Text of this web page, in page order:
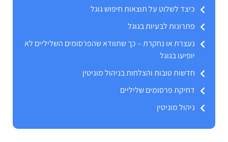
כיצד לשלוט על תוצאות חיפוש גוגל
פתרונות לבעיות בגוגל
נעצרת או נחקרת – כך שתוודא שהפרסומים השליליים לא
יופיעו בגוגל
חדשות טובות והצלחות בניהול מוניטין
דחיקת פרסומים שליליים
ניהול מוניטין